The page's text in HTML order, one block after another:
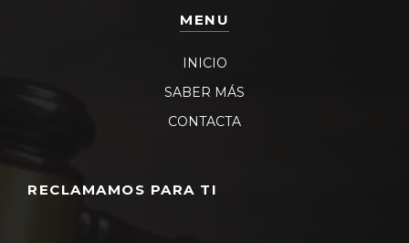
MENU
INICIO
SABER MÁS
CONTACTA
RECLAMAMOS PARA TI